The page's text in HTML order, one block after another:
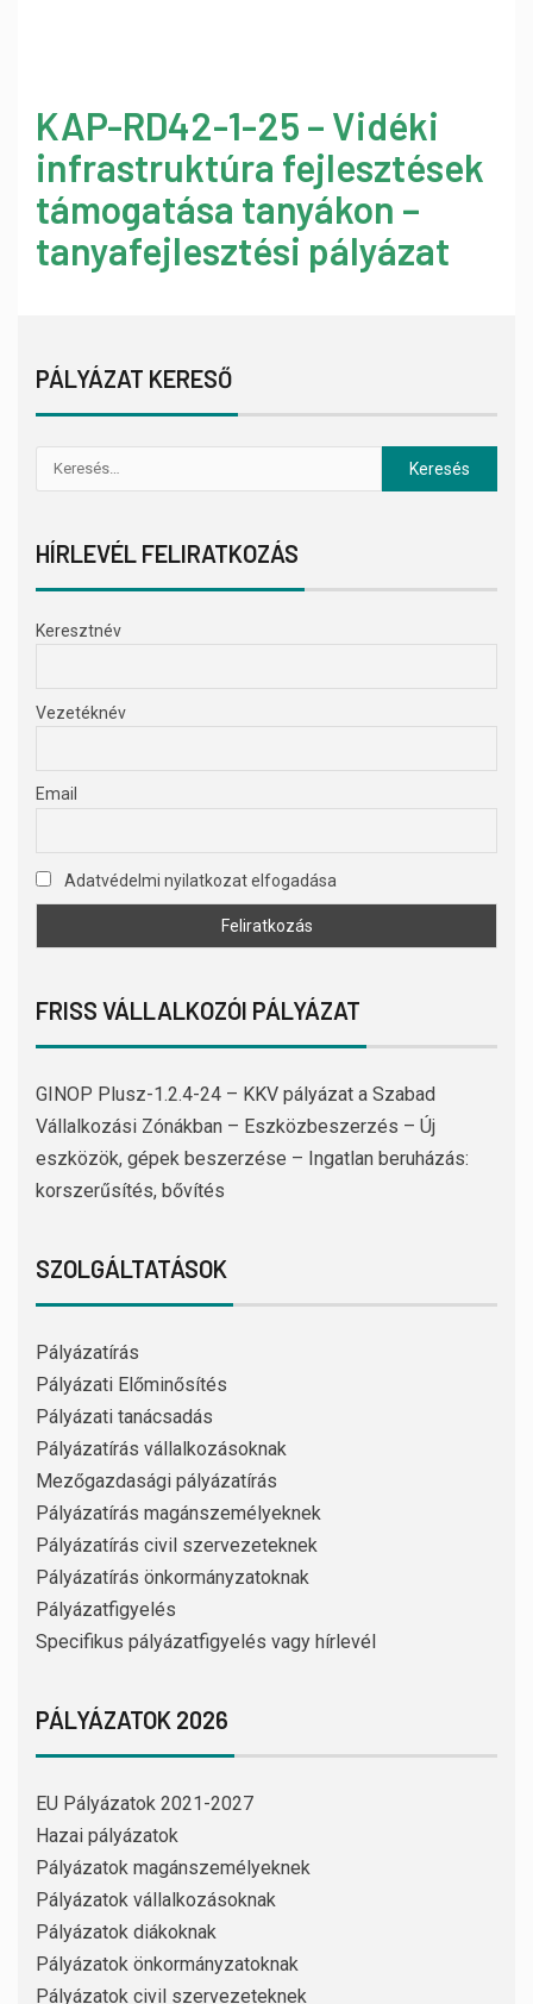
KAP-RD42-1-25 – Vidéki
infrastruktúra fejlesztések
támogatása tanyákon –
tanyafejlesztési pályázat
PÁLYÁZAT KERESŐ
HÍRLEVÉL FELIRATKOZÁS
Keresztnév
Vezetéknév
Email
Adatvédelmi nyilatkozat elfogadása
FRISS VÁLLALKOZÓI PÁLYÁZAT
GINOP Plusz-1.2.4-24 – KKV pályázat a Szabad
Vállalkozási Zónákban – Eszközbeszerzés – Új
eszközök, gépek beszerzése – Ingatlan beruházás:
korszerűsítés, bővítés
SZOLGÁLTATÁSOK
Pályázatírás
Pályázati Előminősítés
Pályázati tanácsadás
Pályázatírás vállalkozásoknak
Mezőgazdasági pályázatírás
Pályázatírás magánszemélyeknek
Pályázatírás civil szervezeteknek
Pályázatírás önkormányzatoknak
Pályázatfigyelés
Specifikus pályázatfigyelés vagy hírlevél
PÁLYÁZATOK 2026
EU Pályázatok 2021-2027
Hazai pályázatok
Pályázatok magánszemélyeknek
Pályázatok vállalkozásoknak
Pályázatok diákoknak
Pályázatok önkormányzatoknak
Pályázatok civil szervezeteknek